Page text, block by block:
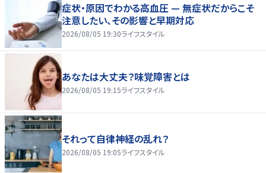
症状・原因でわかる高血圧 — 無症状だからこそ
注意したい、その影響と早期対応
2026/08/05 19:30ライフスタイル
あなたは大丈夫？味覚障害とは
2026/08/05 19:15ライフスタイル
それって自律神経の乱れ？
2026/08/05 19:05ライフスタイル